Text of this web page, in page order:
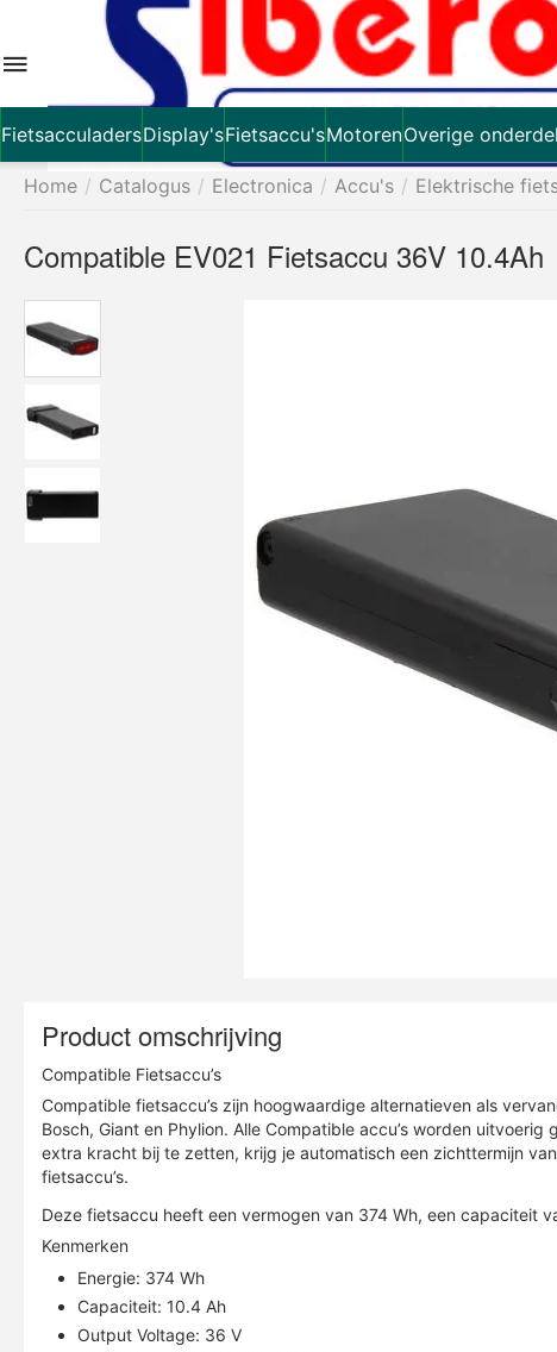
FietsacculadersDisplay'sFietsaccu'sMotorenOverige
Home / Catalogus / Electronica / Accu's / Elektrische
Compatible EV021 Fietsaccu 36V 10.4Ah
Product omschrijving
Compatible Fietsaccu’s
Compatible fietsaccu’s zijn hoogwaardige alternatieven als
Bosch, Giant en Phylion. Alle Compatible accu’s worden
extra kracht bij te zetten, krijg je automatisch een zichttermijn
fietsaccu’s.
Deze fietsaccu heeft een vermogen van 374 Wh, een capaciteit
Kenmerken
Energie: 374 Wh
Capaciteit: 10.4 Ah
Output Voltage: 36 V